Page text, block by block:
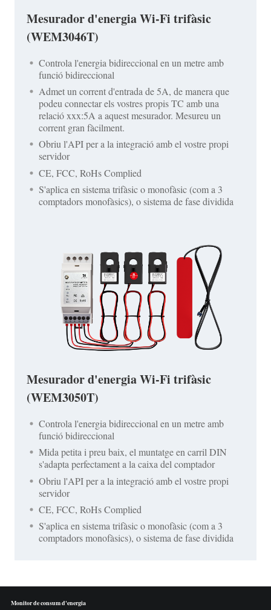
Mesurador d'energia Wi-Fi trifàsic
(WEM3046T)
Controla l'energia bidireccional en un metre amb
funció bidireccional
Admet un corrent d'entrada de 5A, de manera que
podeu connectar els vostres propis TC amb una
relació xxx:5A a aquest mesurador. Mesureu un
corrent gran fàcilment.
Obriu l'API per a la integració amb el vostre propi
servidor
CE, FCC, RoHs Complied
S'aplica en sistema trifàsic o monofàsic (com a 3
comptadors monofàsics), o sistema de fase dividida
Mesurador d'energia Wi-Fi trifàsic
(WEM3050T)
Controla l'energia bidireccional en un metre amb
funció bidireccional
Mida petita i preu baix, el muntatge en carril DIN
s'adapta perfectament a la caixa del comptador
Obriu l'API per a la integració amb el vostre propi
servidor
CE, FCC, RoHs Complied
S'aplica en sistema trifàsic o monofàsic (com a 3
comptadors monofàsics), o sistema de fase dividida
Monitor de consum d'energia